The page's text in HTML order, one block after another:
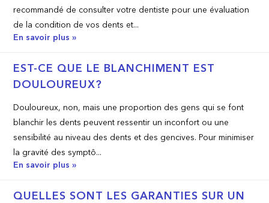
recommandé de consulter votre dentiste pour une évaluation
de la condition de vos dents et...
En savoir plus »
EST-­CE QUE LE BLANCHIMENT EST
DOULOUREUX?
Douloureux, non, mais une proportion des gens qui se font
blanchir les dents peuvent ressentir un inconfort ou une
sensibilité au niveau des dents et des gencives. Pour minimiser
la gravité des symptô...
En savoir plus »
QUELLES SONT LES GARANTIES SUR UN